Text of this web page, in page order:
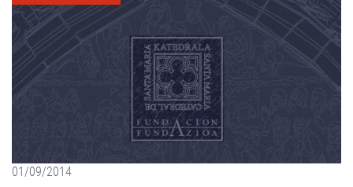
01/09/2014